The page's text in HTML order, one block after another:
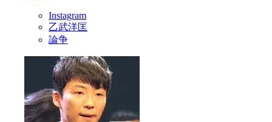
Instagram
乙武洋匡
論争